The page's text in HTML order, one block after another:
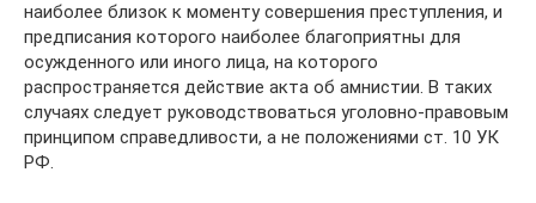
наиболее близок к моменту совершения преступления, и
предписания которого наиболее благоприятны для
осужденного или иного лица, на которого
распространяется действие акта об амнистии. В таких
случаях следует руководствоваться уголовно-правовым
принципом справедливости, а не положениями ст. 10 УК
РФ.